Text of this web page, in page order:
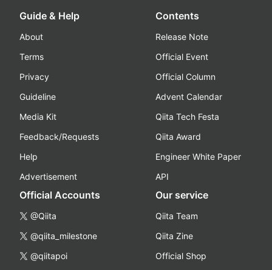
Guide & Help
About
Terms
Privacy
Guideline
Media Kit
Feedback/Requests
Help
Advertisement
Contents
Release Note
Official Event
Official Column
Advent Calendar
Qiita Tech Festa
Qiita Award
Engineer White Paper
API
Official Accounts
@Qiita
@qiita_milestone
@qiitapoi
Our service
Qiita Team
Qiita Zine
Official Shop